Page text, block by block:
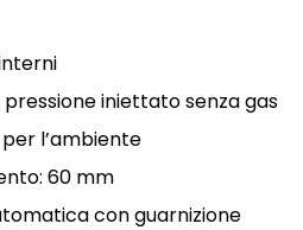
iniettato senza gas
l’ambiente
60 mm
con guarnizione